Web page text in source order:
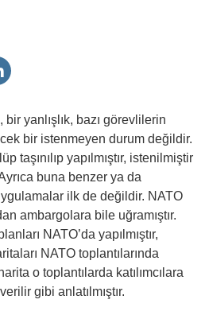
bir yanlışlık, bazı görevlilerin
bir istenmeyen durum değildir.
taşınılıp yapılmıştır, istenilmiştir
buna benzer ya da
ilk de değildir. NATO
ambargolara bile uğramıştır.
NATO’da yapılmıştır,
NATO toplantılarında
o toplantılarda katılımcılara
gibi anlatılmıştır.